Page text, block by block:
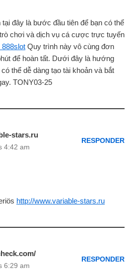
đây là bước đầu tiên để bạn có thể
chơi và dịch vụ cá cược trực tuyến
888slot Quy trình này vô cùng đơn
để hoàn tất. Dưới đây là hướng
thể dễ dàng tạo tài khoản và bắt
TONY03-25
stars.ru
4:42 am
RESPONDER
http://www.variable-stars.ru
6:29 am
RESPONDER